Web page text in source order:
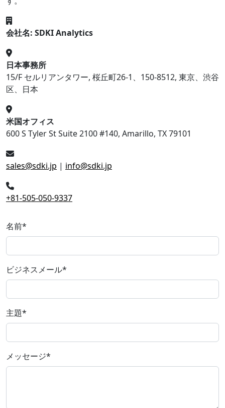
会社名: SDKI Analytics
日本事務所
15/F セルリアンタワー, 桜丘町26-1、150-8512, 東京、渋谷
区、日本
米国オフィス
600 S Tyler St Suite 2100 #140, Amarillo, TX 79101
sales@sdki.jp | info@sdki.jp
+81-505-050-9337
名前*
ビジネスメール*
主題*
メッセージ*